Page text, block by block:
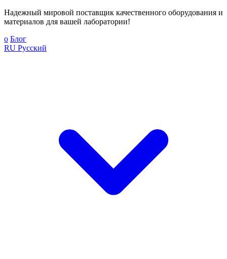
Надежный мировой поставщик качественного оборудования и
материалов для вашей лаборатории!
о Блог
RU Русский